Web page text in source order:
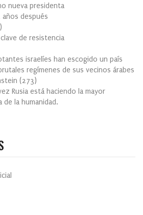
nueva presidenta
después
)
de resistencia
israelíes han escogido un país
regímenes de sus vecinos árabes
(273)
Rusia está haciendo la mayor
la humanidad.